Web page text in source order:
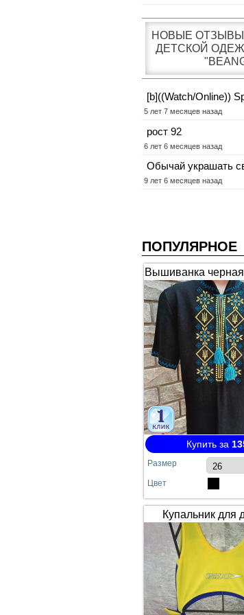
НОВЫЕ
ДЕТСКОЙ
[b]((Watch/Online))
5 лет 7 месяцев назад
рост 92
6 лет 6 месяцев назад
Обычай украшать
9 лет 6 месяцев назад
ПОПУЛЯРНОЕ
Вышиванка
коротким
Купить за
Размер
Цвет
Купальник для
SPEEDO
сдельный